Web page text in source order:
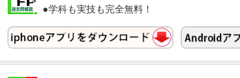
●学科も実技も完全無料！